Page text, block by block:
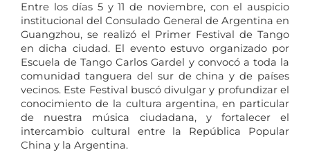
Entre los días 5 y 11 de noviembre, con el auspicio
institucional del Consulado General de Argentina en
Guangzhou, se realizó el Primer Festival de Tango
en dicha ciudad. El evento estuvo organizado por
Escuela de Tango Carlos Gardel y convocó a toda la
comunidad tanguera del sur de china y de países
vecinos. Este Festival buscó divulgar y profundizar el
conocimiento de la cultura argentina, en particular
de nuestra música ciudadana, y fortalecer el
intercambio cultural entre la República Popular
China y la Argentina.